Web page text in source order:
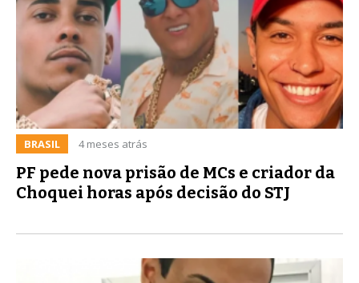
BRASIL 4 meses atrás
PF pede nova prisão de MCs e criador da
Choquei horas após decisão do STJ